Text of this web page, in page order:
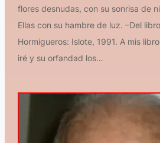
flores desnudas, con su sonrisa de
Ellas con su hambre de luz. –Del
Hormigueros: Islote, 1991. A mis
iré y su orfandad los…